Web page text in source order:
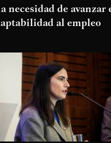
necesidad de avanzar
al empleo